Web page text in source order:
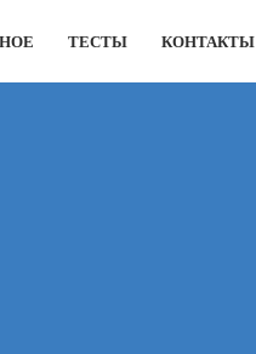
ТЕСТЫ КОНТАКТЫ